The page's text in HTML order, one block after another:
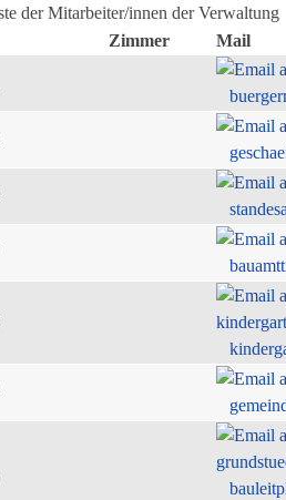
der Mitarbeiter/innen der Verwaltung
Zimmer Mail